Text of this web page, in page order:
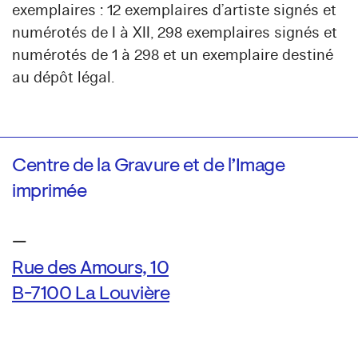
exemplaires : 12 exemplaires d’artiste signés et
numérotés de I à XII, 298 exemplaires signés et
numérotés de 1 à 298 et un exemplaire destiné
au dépôt légal.
Centre de la Gravure et de l’Image
imprimée
—
Rue des Amours, 10
B-7100 La Louvière